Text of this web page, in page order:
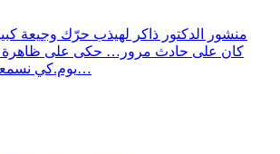
منشور الدكتور ذاكر لهيذب حرّك وجيعة
كان على حادث مرور… حكى على ظاهرة
يوم.كي نسمعو على أم تفقد حياتها…